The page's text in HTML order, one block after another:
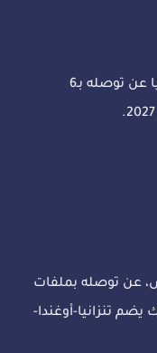
أعلنت الاتحاد الإفريقي لكرة القدم رسميا عن توصله بـ6
عن توصله بملفات
تنزانيا-أوغندا-